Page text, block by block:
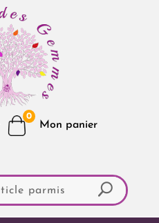
0